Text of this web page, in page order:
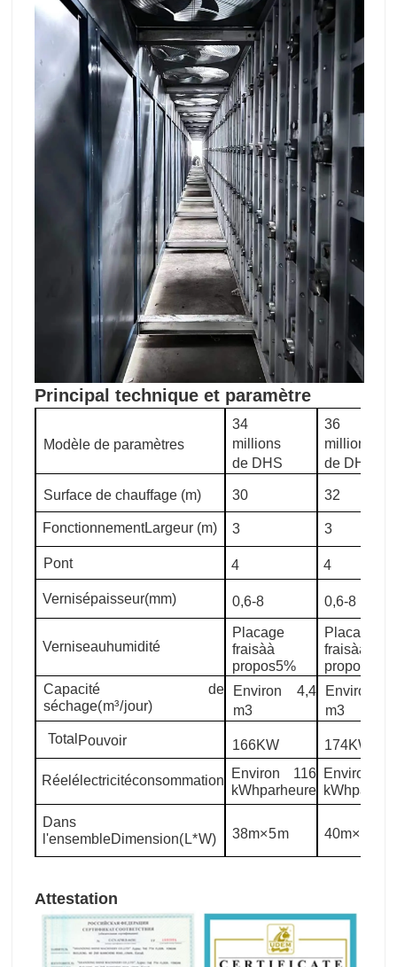
Principal technique et paramètre
Modèle de paramètres
34
millions
de DHS
36
millions
de DHS
Surface de chauffage (m) 30 32
FonctionnementLargeur (m) 3 3
Pont 4 4
Vernisépaisseur(mm) 0,6-8 0,6-8
Verniseauhumidité
Placage
fraisàà
propos5%
Placage
fraisàà
propos
Capacité de
séchage(m³/jour)
Environ 4,4
m3
Environ
m3
Total Pouvoir 166KW 174KW
Réel électricitéconsommation
Environ 116
kWhparheure
Environ
kWhpar
Dans
l'ensembleDimension(L*W) 38m×5m 40m×5
Attestation